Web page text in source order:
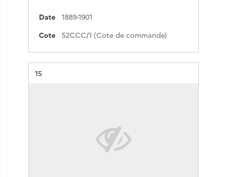
Date
1889-1901
Cote
52CCC/1 (Cote de commande)
Résultat n°
15